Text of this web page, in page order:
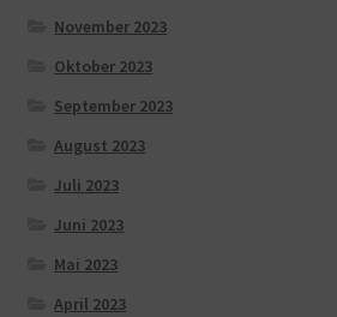
November 2023
Oktober 2023
September 2023
August 2023
Juli 2023
Juni 2023
Mai 2023
April 2023